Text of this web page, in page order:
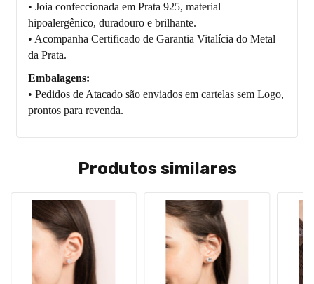
• Joia confeccionada em Prata 925, material
hipoalergênico, duradouro e brilhante.
• Acompanha Certificado de Garantia Vitalícia do Metal
da Prata.
Embalagens:
• Pedidos de Atacado são enviados em cartelas sem Logo,
prontos para revenda.
Produtos similares